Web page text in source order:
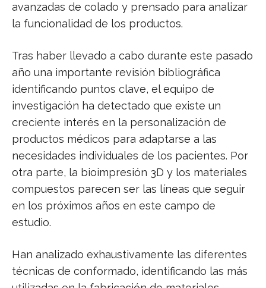
avanzadas de colado y prensado para analizar
la funcionalidad de los productos.
Tras haber llevado a cabo durante este pasado
año una importante revisión bibliográfica
identificando puntos clave, el equipo de
investigación ha detectado que existe un
creciente interés en la personalización de
productos médicos para adaptarse a las
necesidades individuales de los pacientes. Por
otra parte, la bioimpresión 3D y los materiales
compuestos parecen ser las líneas que seguir
en los próximos años en este campo de
estudio.
Han analizado exhaustivamente las diferentes
técnicas de conformado, identificando las más